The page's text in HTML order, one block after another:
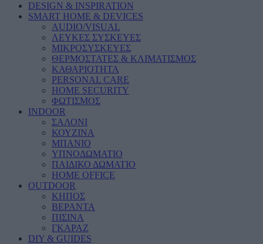
DESIGN & INSPIRATION
SMART HOME & DEVICES
AUDIO/VISUAL
ΛΕΥΚΕΣ ΣΥΣΚΕΥΕΣ
ΜΙΚΡΟΣΥΣΚΕΥΕΣ
ΘΕΡΜΟΣΤΑΤΕΣ & ΚΛΙΜΑΤΙΣΜΟΣ
ΚΑΘΑΡΙΟΤΗΤΑ
PERSONAL CARE
HOME SECURITY
ΦΩΤΙΣΜΟΣ
INDOOR
ΣΑΛΟΝΙ
ΚΟΥΖΙΝΑ
ΜΠΑΝΙΟ
ΥΠΝΟΔΩΜΑΤΙΟ
ΠΑΙΔΙΚΟ ΔΩΜΑΤΙΟ
HOME OFFICE
OUTDOOR
ΚΗΠΟΣ
ΒΕΡΑΝΤΑ
ΠΙΣΙΝΑ
ΓΚΑΡΑΖ
DIY & GUIDES